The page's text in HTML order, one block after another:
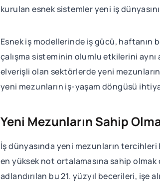
kurulan esnek sistemler yeni iş
Esnek iş modellerinde iş gücü, haftanın
çalışma sisteminin olumlu etkilerini
elverişli olan sektörlerde yeni
yeni mezunların iş-yaşam döngüsü
Yeni Mezunların Sahip
İş dünyasında yeni mezunların
en yüksek not ortalamasına sahip
adlandırılan bu 21. yüzyıl becerileri, işe